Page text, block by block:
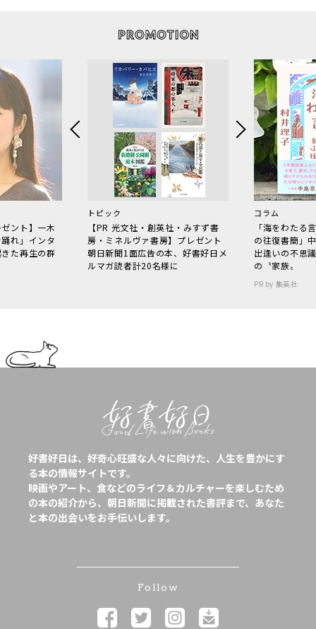
ント】一木
れ」インタ
た再生の群
トピック
【PR 光文社・創英社・みすず書
房・ミネルヴァ書房】プレゼント
朝日新聞1面広告の本、好書好日メ
ルマガ読者計20名様に
コラム
「海をわた
の往復書簡」
出逢いの不思
の〝家族〟
PR by 集英社
好書好日は、好奇心旺盛な人々に向けた、人生を豊かにす
る本の情報サイトです。
映画やアート、食などのライフ＆カルチャーを楽しむため
の本の紹介から、朝日新聞に掲載された書評まで、あなた
と本の出会いをお手伝いします。
Follow